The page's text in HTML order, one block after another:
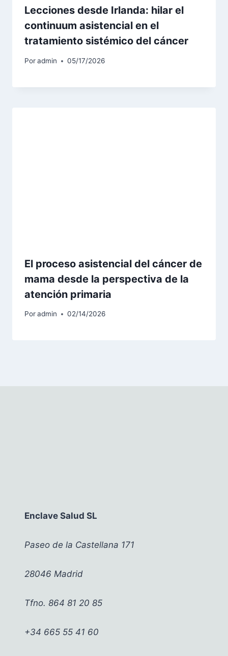
Lecciones desde Irlanda: hilar el
continuum asistencial en el
tratamiento sistémico del cáncer
Poradmin 05/17/2026
El proceso asistencial del cáncer de
mama desde la perspectiva de la
atención primaria
Poradmin 02/14/2026
Enclave Salud SL
Paseo de la Castellana 171
28046 Madrid
Tfno. 864 81 20 85
+34 665 55 41 60